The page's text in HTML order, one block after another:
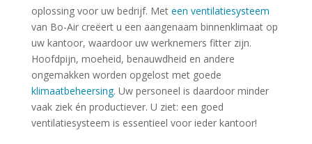
oplossing voor uw bedrijf. Met een ventilatiesysteem
van Bo-Air creëert u een aangenaam binnenklimaat op
uw kantoor, waardoor uw werknemers fitter zijn.
Hoofdpijn, moeheid, benauwdheid en andere
ongemakken worden opgelost met goede
klimaatbeheersing. Uw personeel is daardoor minder
vaak ziek én productiever. U ziet: een goed
ventilatiesysteem is essentieel voor ieder kantoor!